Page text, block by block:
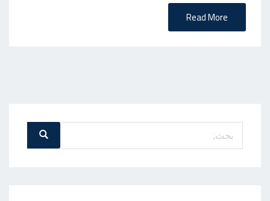
Read More
بحث
عن
بحث